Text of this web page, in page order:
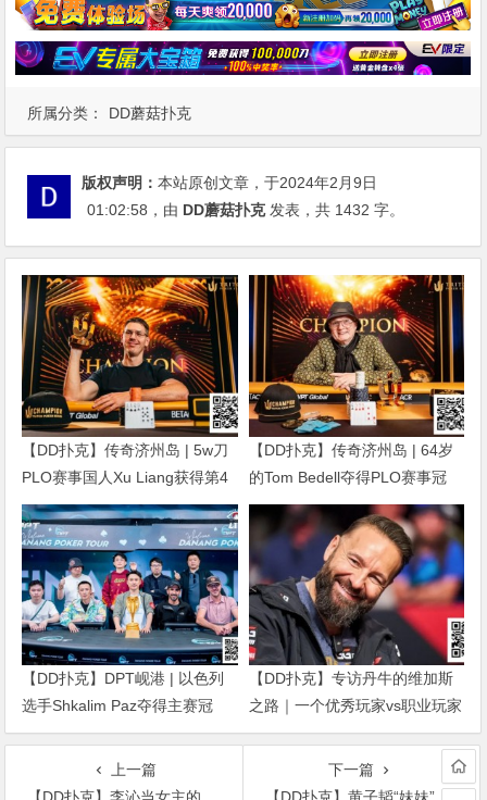
所属分类： DD蘑菇扑克
版权声明：本站原创文章，于2024年2月9日
01:02:58 ，由 DD蘑菇扑克发表，共 1432 字。
【DD扑克】传奇济州岛 | 5w刀
PLO赛事国人Xu Liang获得第4
名，匈牙利Gergo Nagy夺冠
【DD扑克】传奇济州岛 | 64岁
的Tom Bedell夺得PLO赛事冠
军，国人Shi Ning Dan获亚军
【DD扑克】DPT岘港 | 以色列
选手Shkalim Paz夺得主赛冠
军，“小火炉” 卢梓杰斩获季军
【DD扑克】专访丹牛的维加斯
之路｜一个优秀玩家vs职业玩家
的「最大差距」是什么？
上一篇
下一篇